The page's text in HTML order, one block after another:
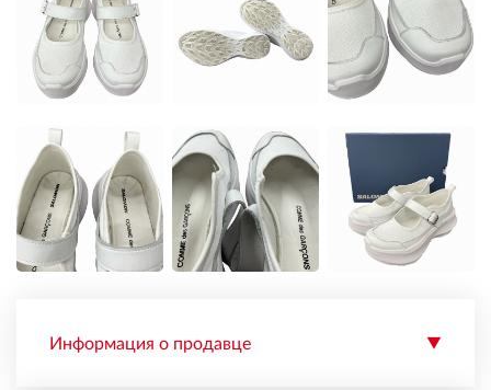
Информация о продавце ▼